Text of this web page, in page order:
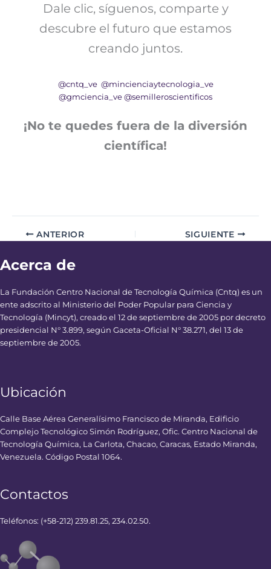
Dale clic, síguenos, comparte y
descubre el futuro que estamos
creando juntos.
@cntq_ve @mincienciaytecnologia_ve
@gmciencia_ve @semilleroscientificos
¡No te quedes fuera de la diversión
científica!
ANTERIOR SIGUIENTE
Acerca de
La Fundación Centro Nacional de Tecnología Química (Cntq) es un
ente adscrito al Ministerio del Poder Popular para Ciencia y
Tecnología (Mincyt), creado el 12 de septiembre de 2005 por decreto
presidencial N° 3.899, según Gaceta-Oficial N° 38.271, del 13 de
septiembre de 2005.
Ubicación
Calle Base Aérea Generalísimo Francisco de Miranda, Edificio
Complejo Tecnológico Simón Rodríguez, Ofic. Centro Nacional de
Tecnología Química, La Carlota, Chacao, Caracas, Estado Miranda,
Venezuela. Código Postal 1064.
Contactos
Teléfonos: (+58-212) 239.81.25, 234.02.50.